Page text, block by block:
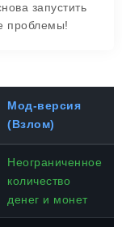
запустить
проблемы!
Мод-версия
(Взлом)
Неограниченное
количество
денег и монет